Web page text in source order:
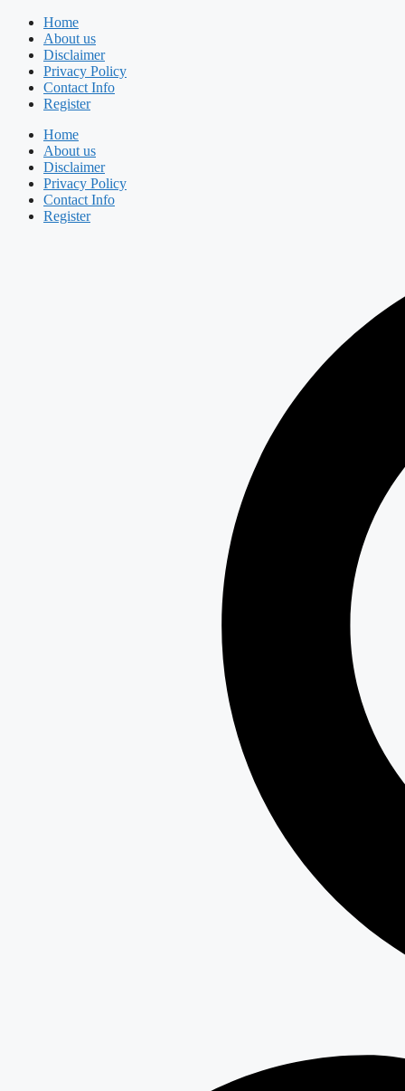
Skip
content
Home
About us
Disclaimer
Privacy Policy
Contact Info
Register
Home
About us
Disclaimer
Privacy Policy
Contact Info
Register